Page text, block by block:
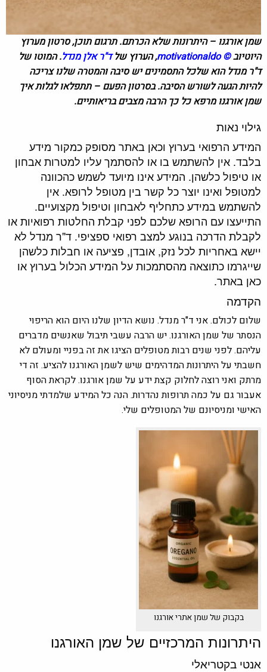
שמן אורגנו – היתרונות שלא הכרתם. תרגום תוכן, סרטון מערוץ
היוטיוב©
motivationaldo, הערוץ שלד"ר אלן מנדל.המוטו של
ד"ר מנדל הוא שלכל התסמינים יש סיבה והמטרה שלנו צריכה
להיות הגעה לשורש הסיבה. בסרטון הפעם –תתפלאו לגלות איך
שמן אורגנו מרפא כל כך הרבה מצבים בריאותיים.
גילוי נאות
המידע הרפואי בערוץ וכאן באתר מסופק כמקור מידע
בלבד. אין להשתמש בו או להסתמך עליו למטרות אבחון
או טיפול כלשהן. המידע אינו מיועד לשמש כהכוונה
למטופל ואינו יוצר כל קשר בין מטופל לרופא. אין
להשתמש במידע כתחליף לאבחון וטיפול מקצועיים.
התייעצו עם הרופא שלכם לפני קבלת החלטות רפואיות או
לקבלת הדרכה בנוגע למצב רפואי ספציפי. ד"ר מנדל לא
יישא באחריות לכל נזק, אובדן, פציעה או חבלות כלשהן
שייגרמו כתוצאה מהסתמכות על המידע הכלול בערוץ או
כאן באתר.
הקדמה
שלום לכולם. אני ד"ר מנדל. נושא הדיון שלנו היום הוא הריפוי
הנסתר של שמן האורגנו. יש הרבה עשבי תיבול שאנשים מדברים
עליהם. לפני שנים רבות מטופלים הציגו את זה בפניי ומעולם לא
חשבתי על היתרונות המדהימים שיש לשמן האורגנו להציע. זה די
מרתק ואני רוצה לחלוק קצת ידע על שמן אורגנו. לקראת הסוף
אעבור גם על כמה תרופות נהדרות. הנה כל המידע שלמדתי מניסיוני
האישי ומניסיונם של המטופלים שלי.
בקבוק של שמן אתרי אורגנו
היתרונות המרכזיים של שמן האורגנו
אנטי בקטריאלי